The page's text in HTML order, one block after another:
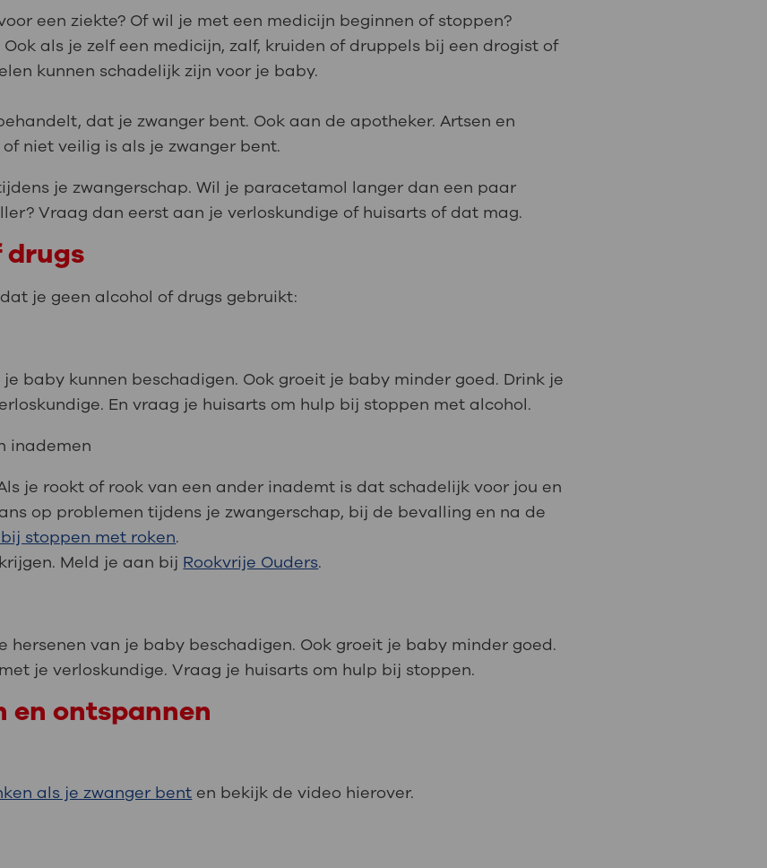
een ziekte? Of wil je met een medicijn beginnen of stoppen?
als je zelf een medicijn, zalf, kruiden of druppels bij een drogist of
kunnen schadelijk zijn voor je baby.
dat je zwanger bent. Ook aan de apotheker. Artsen en
niet veilig is als je zwanger bent.
je zwangerschap. Wil je paracetamol langer dan een paar
Vraag dan eerst aan je verloskundige of huisarts of dat mag.
drugs
je geen alcohol of drugs gebruikt:
baby kunnen beschadigen. Ook groeit je baby minder goed. Drink je
En vraag je huisarts om hulp bij stoppen met alcohol.
inademen
je rookt of rook van een ander inademt is dat schadelijk voor jou en
op problemen tijdens je zwangerschap, bij de bevalling en na de
stoppen met roken.
Meld je aan bij Rookvrije Ouders.
hersenen van je baby beschadigen. Ook groeit je baby minder goed.
je verloskundige. Vraag je huisarts om hulp bij stoppen.
en ontspannen
als je zwanger bent en bekijk de video hierover.